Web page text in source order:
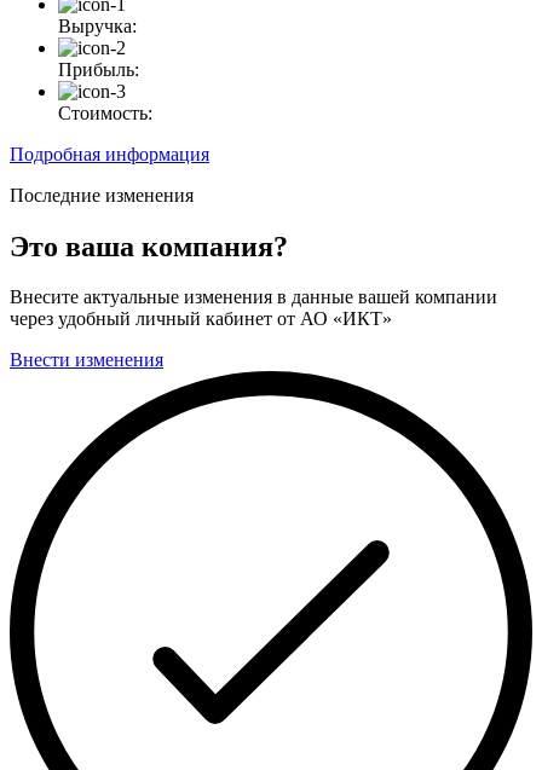
Выручка:
Прибыль:
Стоимость:
Подробная информация
Последние изменения
Это ваша компания?
Внесите актуальные изменения в данные вашей компании
через удобный личный кабинет от АО «ИКТ»
Внести изменения